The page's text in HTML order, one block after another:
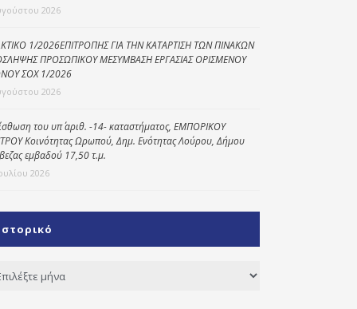
2026
1/2026ΕΠΙΤΡΟΠΗΣ ΓΙΑ ΤΗΝ ΚΑΤΑΡΤΙΣΗ ΤΩΝ ΠΙΝΑΚΩΝ
ΠΡΟΣΩΠΙΚΟΥ ΜΕΣΥΜΒΑΣΗ ΕΡΓΑΣΙΑΣ ΟΡΙΣΜΕΝΟΥ
ΣΟΧ 1/2026
2026
του υπ΄ αριθ. -14- καταστήματος, ΕΜΠΟΡΙΚΟΥ
Κοινότητας Ωρωπού, Δημ. Ενότητας Λούρου, Δήμου
εμβαδού 17,50 τ.μ.
2026